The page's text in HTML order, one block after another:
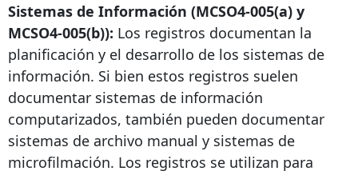
Sistemas de Información (MCSO4-005(a) y
MCSO4-005(b)): Los registros documentan la
planificación y el desarrollo de los sistemas de
información. Si bien estos registros suelen
documentar sistemas de información
computarizados, también pueden documentar
sistemas de archivo manual y sistemas de
microfilmación. Los registros se utilizan para